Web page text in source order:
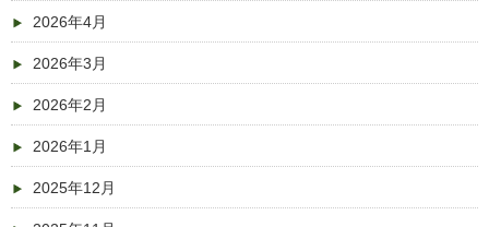
2026年4月
2026年3月
2026年2月
2026年1月
2025年12月